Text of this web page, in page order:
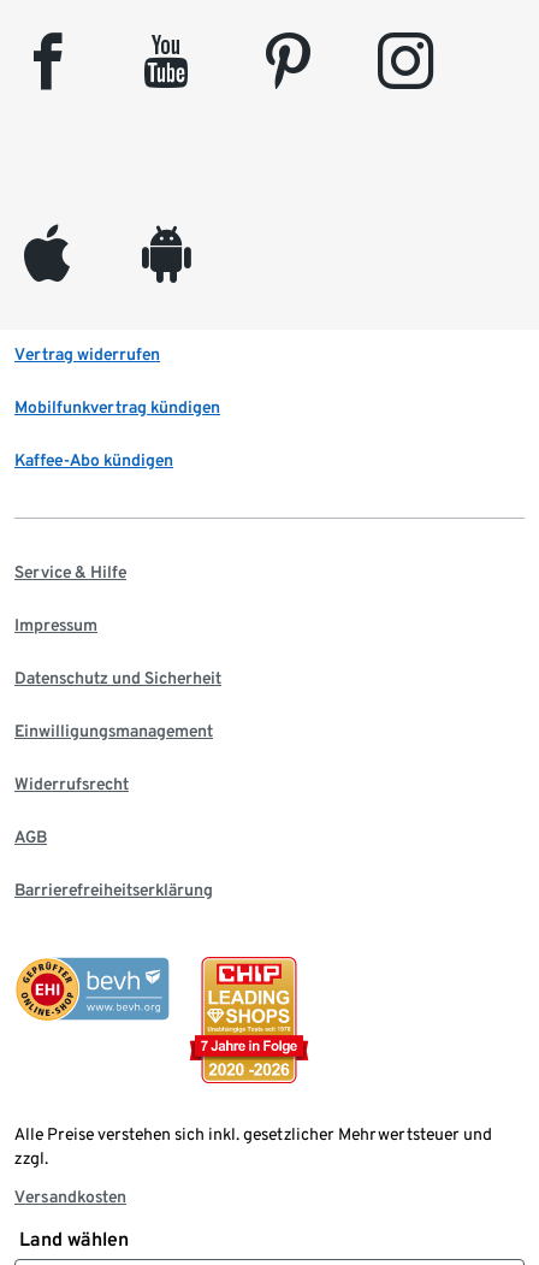
facebook youtube pinterest instagram
appleinc android
Vertrag widerrufen
Mobilfunkvertrag kündigen
Kaffee-Abo kündigen
Service & Hilfe
Impressum
Datenschutz und Sicherheit
Einwilligungsmanagement
Widerrufsrecht
AGB
Barrierefreiheitserklärung
Alle Preise verstehen sich inkl. gesetzlicher Mehrwertsteuer und
zzgl.
Versandkosten
Land wählen